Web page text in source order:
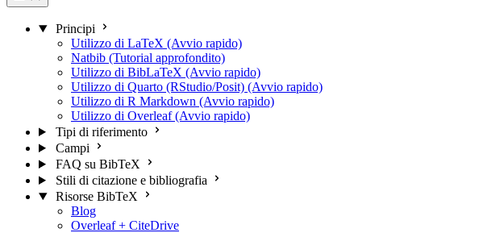
Principi
Utilizzo di LaTeX (Avvio rapido)
Natbib (Tutorial approfondito)
Utilizzo di BibLaTeX (Avvio rapido)
Utilizzo di Quarto (RStudio/Posit) (Avvio rapido)
Utilizzo di R Markdown (Avvio rapido)
Utilizzo di Overleaf (Avvio rapido)
Tipi di riferimento
Campi
FAQ su BibTeX
Stili di citazione e bibliografia
Risorse BibTeX
Blog
Overleaf + CiteDrive